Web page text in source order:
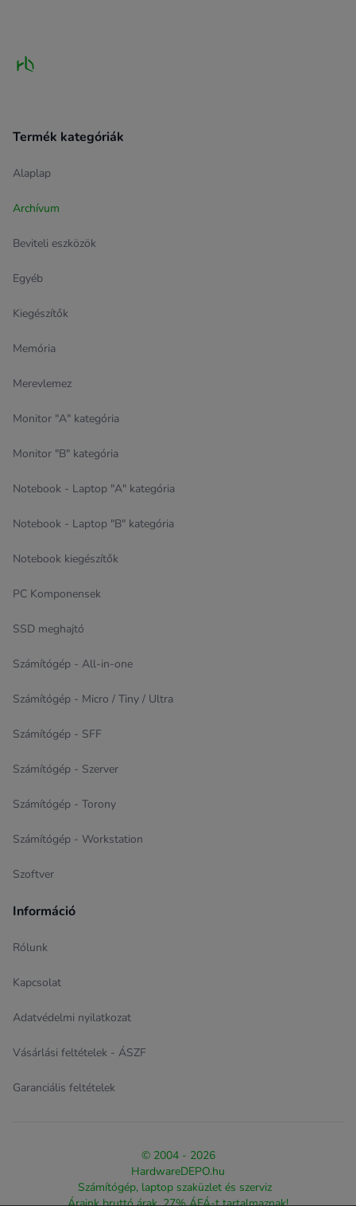
Termék kategóriák
Alaplap
Archívum
Beviteli eszközök
Egyéb
Kiegészítők
Memória
Merevlemez
Monitor "A" kategória
Monitor "B" kategória
Notebook - Laptop "A" kategória
Notebook - Laptop "B" kategória
Notebook kiegészítők
PC Komponensek
SSD meghajtó
Számítógép - All-in-one
Számítógép - Micro / Tiny / Ultra
Számítógép - SFF
Számítógép - Szerver
Számítógép - Torony
Számítógép - Workstation
Szoftver
Információ
Rólunk
Kapcsolat
Adatvédelmi nyilatkozat
Vásárlási feltételek - ÁSZF
Garanciális feltételek
© 2004 - 2026
HardwareDEPO.hu
Számítógép, laptop szaküzlet és szerviz